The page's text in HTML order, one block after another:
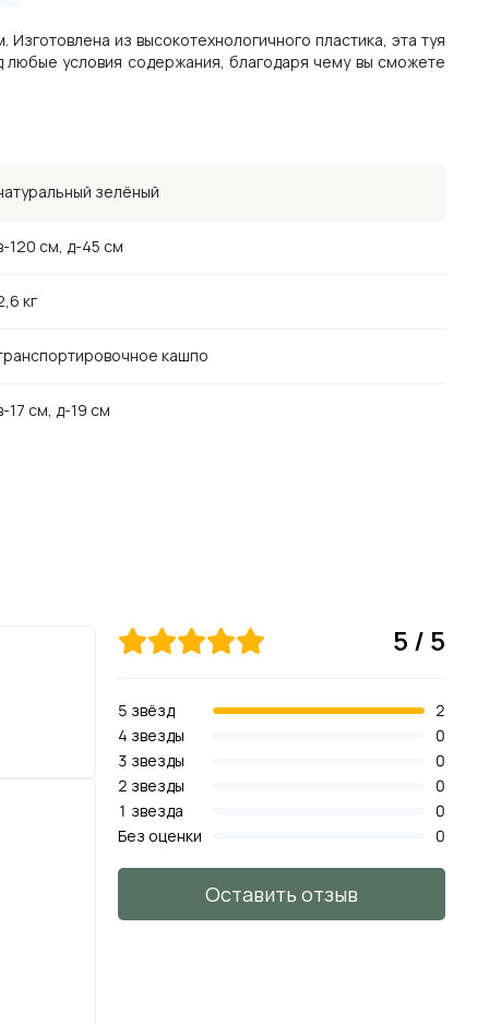
из высокотехнологичного пластика, эта туя
любые условия содержания, благодаря чему вы сможете
зелёный
120 см, д-45 см
кг
кашпо
17 см, д-19 см
натуральный зелёный
5 / 5
5 звёзд
2
4 звезды
0
3 звезды
0
2 звезды
0
1 звезда
0
Без оценки
0
Оставить отзыв